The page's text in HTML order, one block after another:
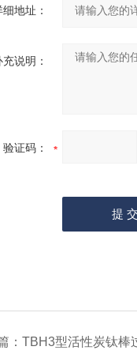
细地址：
充说明：
验证码：
：TBH3型活性炭钛棒